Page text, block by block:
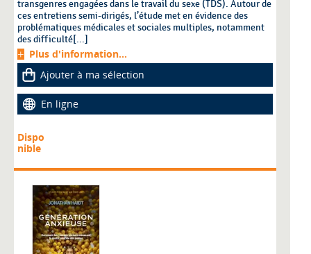
transgenres engagées dans le travail du sexe (TDS). Autour de
ces entretiens semi-dirigés, l’étude met en évidence des
problématiques médicales et sociales multiples, notamment
des difficulté[...]
Plus d'information...
Ajouter à ma sélection
En ligne
Dispo
nible